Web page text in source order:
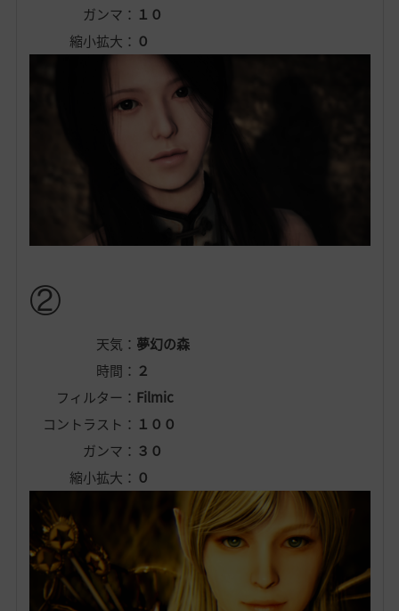
ガンマ： １０
縮小拡大： ０
②
天気： 夢幻の森
時間： ２
フィルター： Filmic
コントラスト： １００
ガンマ： ３０
縮小拡大： ０